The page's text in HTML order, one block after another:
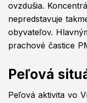
ovzdušia.
nepredstavuje
obyvateľov.
prachové častice
Peľová
Peľová aktivita vo